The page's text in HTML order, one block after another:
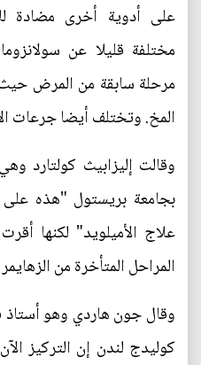
على أدوية أخرى مضادة
مختلفة قليلا عن
مرحلة سابقة من المرض
المخ. وتختلف أيضا جرعات
وقالت إليزابيث كولتارد
بجامعة بريستول "هذه على
علاج الأميلويد" لكنها
المراحل المتأخرة من
وقال جون هاردي وهو
كوليدج لندن إن التركيز